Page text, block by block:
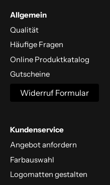
Allgemein
Qualität
Häufige Fragen
Online Produktkatalog
Gutscheine
Widerruf Formular
Kundenservice
Angebot anfordern
Farbauswahl
Logomatten gestalten